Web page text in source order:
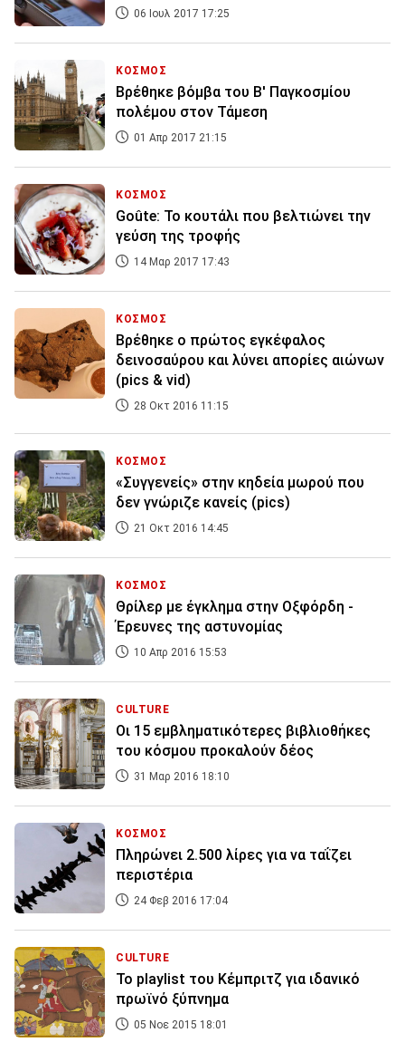
06 Ιουλ 2017 17:25
ΚΟΣΜΟΣ
Βρέθηκε βόμβα του Β' Παγκοσμίου
πολέμου στον Τάμεση
01 Απρ 2017 21:15
ΚΟΣΜΟΣ
Goûte: Το κουτάλι που βελτιώνει την
γεύση της τροφής
14 Μαρ 2017 17:43
ΚΟΣΜΟΣ
Βρέθηκε ο πρώτος εγκέφαλος
δεινοσαύρου και λύνει απορίες αιώνων
(pics & vid)
28 Οκτ 2016 11:15
ΚΟΣΜΟΣ
«Συγγενείς» στην κηδεία μωρού που
δεν γνώριζε κανείς (pics)
21 Οκτ 2016 14:45
ΚΟΣΜΟΣ
Θρίλερ με έγκλημα στην Οξφόρδη -
Έρευνες της αστυνομίας
10 Απρ 2016 15:53
CULTURE
Οι 15 εμβληματικότερες βιβλιοθήκες
του κόσμου προκαλούν δέος
31 Μαρ 2016 18:10
ΚΟΣΜΟΣ
Πληρώνει 2.500 λίρες για να ταΐζει
περιστέρια
24 Φεβ 2016 17:04
CULTURE
Το playlist του Κέμπριτζ για ιδανικό
πρωϊνό ξύπνημα
05 Νοε 2015 18:01